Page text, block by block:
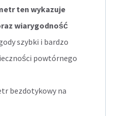
ten wykazuje
wiarygodność
szybki i bardzo
powtórnego
bezdotykowy na